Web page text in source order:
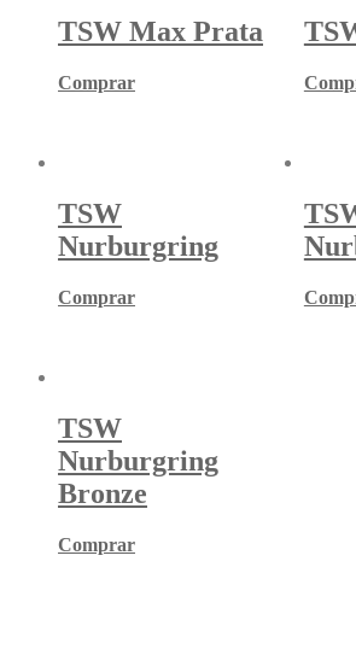
TSW Max Prata
Comprar
TSW
Nurburgring
Comprar
TSW
Nurburgring
Bronze
Comprar